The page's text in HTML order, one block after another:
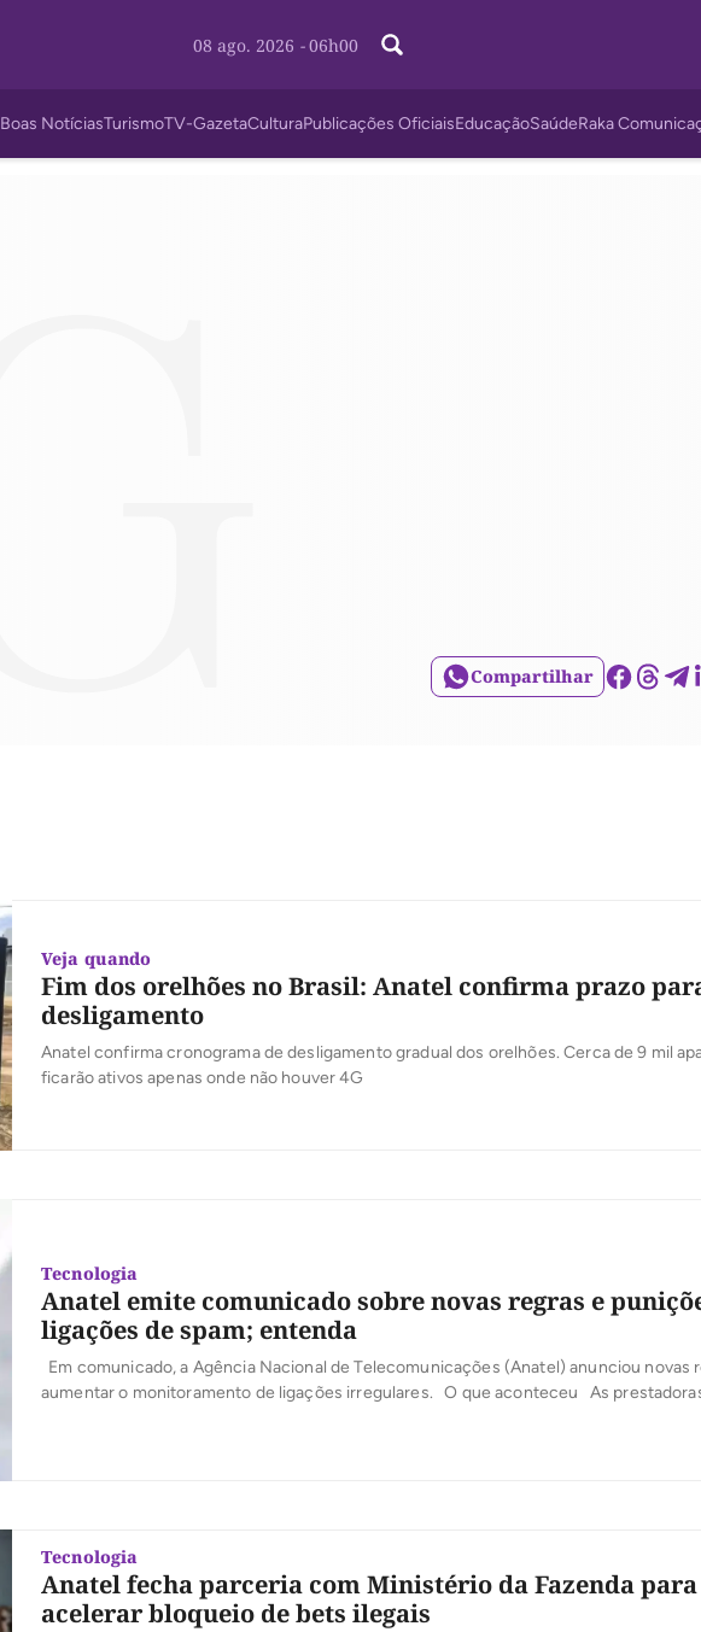
08 ago. 2026 - 06h00
Boas NotíciasTurismoTV-GazetaCulturaPublicações OficiaisEducaçãoSaúdeRaka
Compartilhar
Veja quando
Fim dos orelhões no Brasil: Anatel confirma prazo
desligamento
Anatel confirma cronograma de desligamento gradual dos orelhões. Cerca de 9 mil
ficarão ativos apenas onde não houver 4G
Tecnologia
Anatel emite comunicado sobre novas regras e
ligações de spam; entenda
Em comunicado, a Agência Nacional de Telecomunicações (Anatel) anunciou novas
aumentar o monitoramento de ligações irregulares. O que aconteceu As
Tecnologia
Anatel fecha parceria com Ministério da Fazenda para
acelerar bloqueio de bets ilegais